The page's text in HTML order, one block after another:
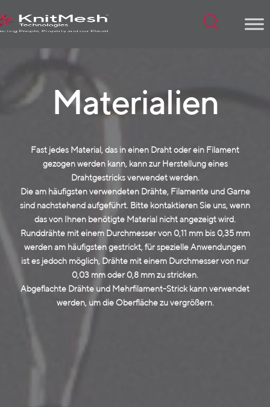
Materialien
Fast jedes Material, das in einen Draht oder ein Filament
gezogen werden kann, kann zur Herstellung eines
Drahtgestricks verwendet werden.
Die am häufigsten verwendeten Drähte, Filamente und Garne
sind nachstehend aufgeführt. Bitte kontaktieren Sie uns, wenn
das von Ihnen benötigte Material nicht angezeigt wird.
Runddrähte mit einem Durchmesser von 0,11 mm bis 0,35 mm
werden am häufigsten gestrickt, für spezielle Anwendungen
ist es jedoch möglich, Drähte mit einem Durchmesser von nur
0,03 mm oder 0,8 mm zu stricken.
Abgeflachte Drähte und Mehrfilament-Strick kann verwendet
werden, um die Oberfläche zu vergrößern.